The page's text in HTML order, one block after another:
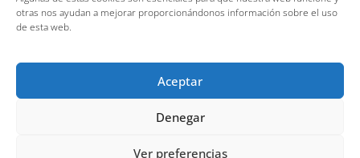
otras nos ayudan a mejorar proporcionándonos información sobre el uso
de esta web.
Aceptar
Denegar
Ver preferencias
© 2024 Abogado Penal 24 horas | Todos los
derechos reservados | Aviso Legal | Política de
Privacidad